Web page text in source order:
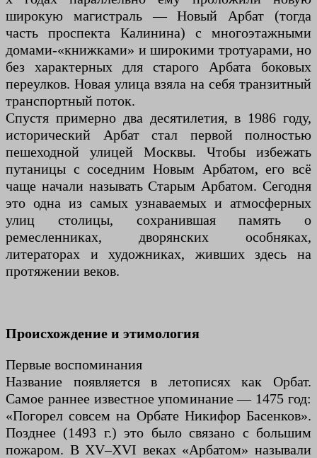
широкую магистраль — Новый Арбат (тогда
часть проспекта Калинина) с многоэтажными
домами-«книжками» и широкими тротуарами, но
без характерных для старого Арбата боковых
переулков. Новая улица взяла на себя транзитный
транспортный поток.
Спустя примерно два десятилетия, в 1986 году,
исторический Арбат стал первой полностью
пешеходной улицей Москвы. Чтобы избежать
путаницы с соседним Новым Арбатом, его всё
чаще начали называть Старым Арбатом. Сегодня
это одна из самых узнаваемых и атмосферных
улиц столицы, сохранившая память о
ремесленниках, дворянских особняках,
литераторах и художниках, живших здесь на
протяжении веков.
Происхождение и этимология
Первые воспоминания
Название появляется в летописях как Орбат.
Самое раннее известное упоминание — 1475 год:
«Погорел совсем на Орбате Никифор Басенков».
Позднее (1493 г.) это было связано с большим
пожаром. В XV–XVI веках «Арбатом» называли